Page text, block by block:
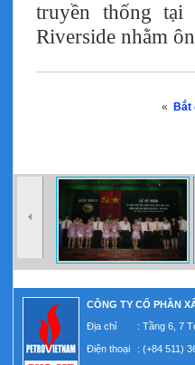
truyền thống tại
Riverside nhằm
« Bắt
CÔNG TY CỔ PHẦN
Địa chỉ
: Tầng 6, 7
Điện thoại : (+84 511)